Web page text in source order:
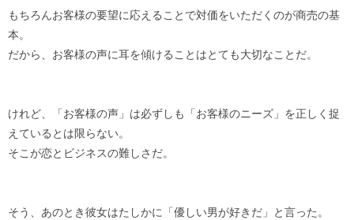
もちろんお客様の要望に応えることで対価をいただくのが商売の基
本。
だから、お客様の声に耳を傾けることはとても大切なことだ。
けれど、「お客様の声」は必ずしも「お客様のニーズ」を正しく捉
えているとは限らない。
そこが恋とビジネスの難しさだ。
そう、あのとき彼女はたしかに「優しい男が好きだ」と言った。